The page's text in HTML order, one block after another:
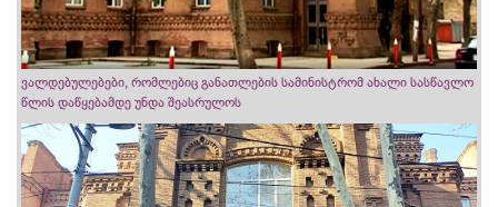
ვალდებულებები, რომლებიც განათლების სამინისტრომ ახალი სასწავლო
წლის დაწყებამდე უნდა შეასრულოს